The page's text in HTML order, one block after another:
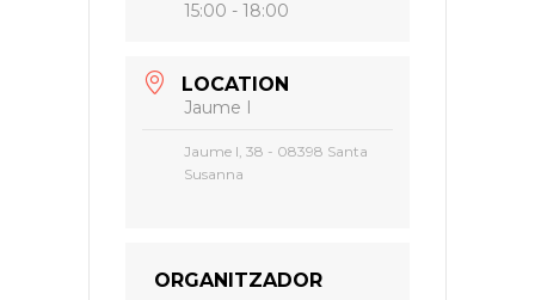
15:00 - 18:00
LOCATION
Jaume I
Jaume I, 38 - 08398 Santa
Susanna
ORGANITZADOR